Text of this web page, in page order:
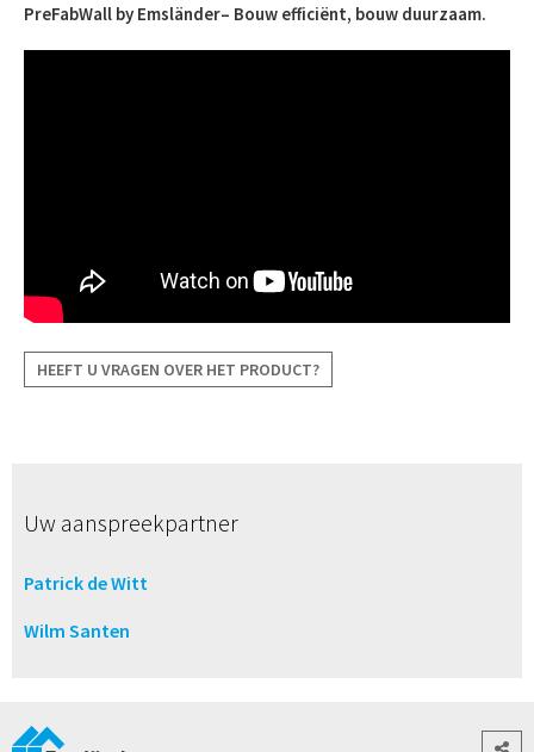
PreFabWall by Emsländer– Bouw efficiënt, bouw duurzaam.
HEEFT U VRAGEN OVER HET PRODUCT?
Uw aanspreekpartner
Patrick de Witt
Wilm Santen